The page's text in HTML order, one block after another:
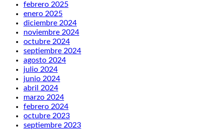
febrero 2025
enero 2025
diciembre 2024
noviembre 2024
octubre 2024
septiembre 2024
agosto 2024
julio 2024
junio 2024
abril 2024
marzo 2024
febrero 2024
octubre 2023
septiembre 2023